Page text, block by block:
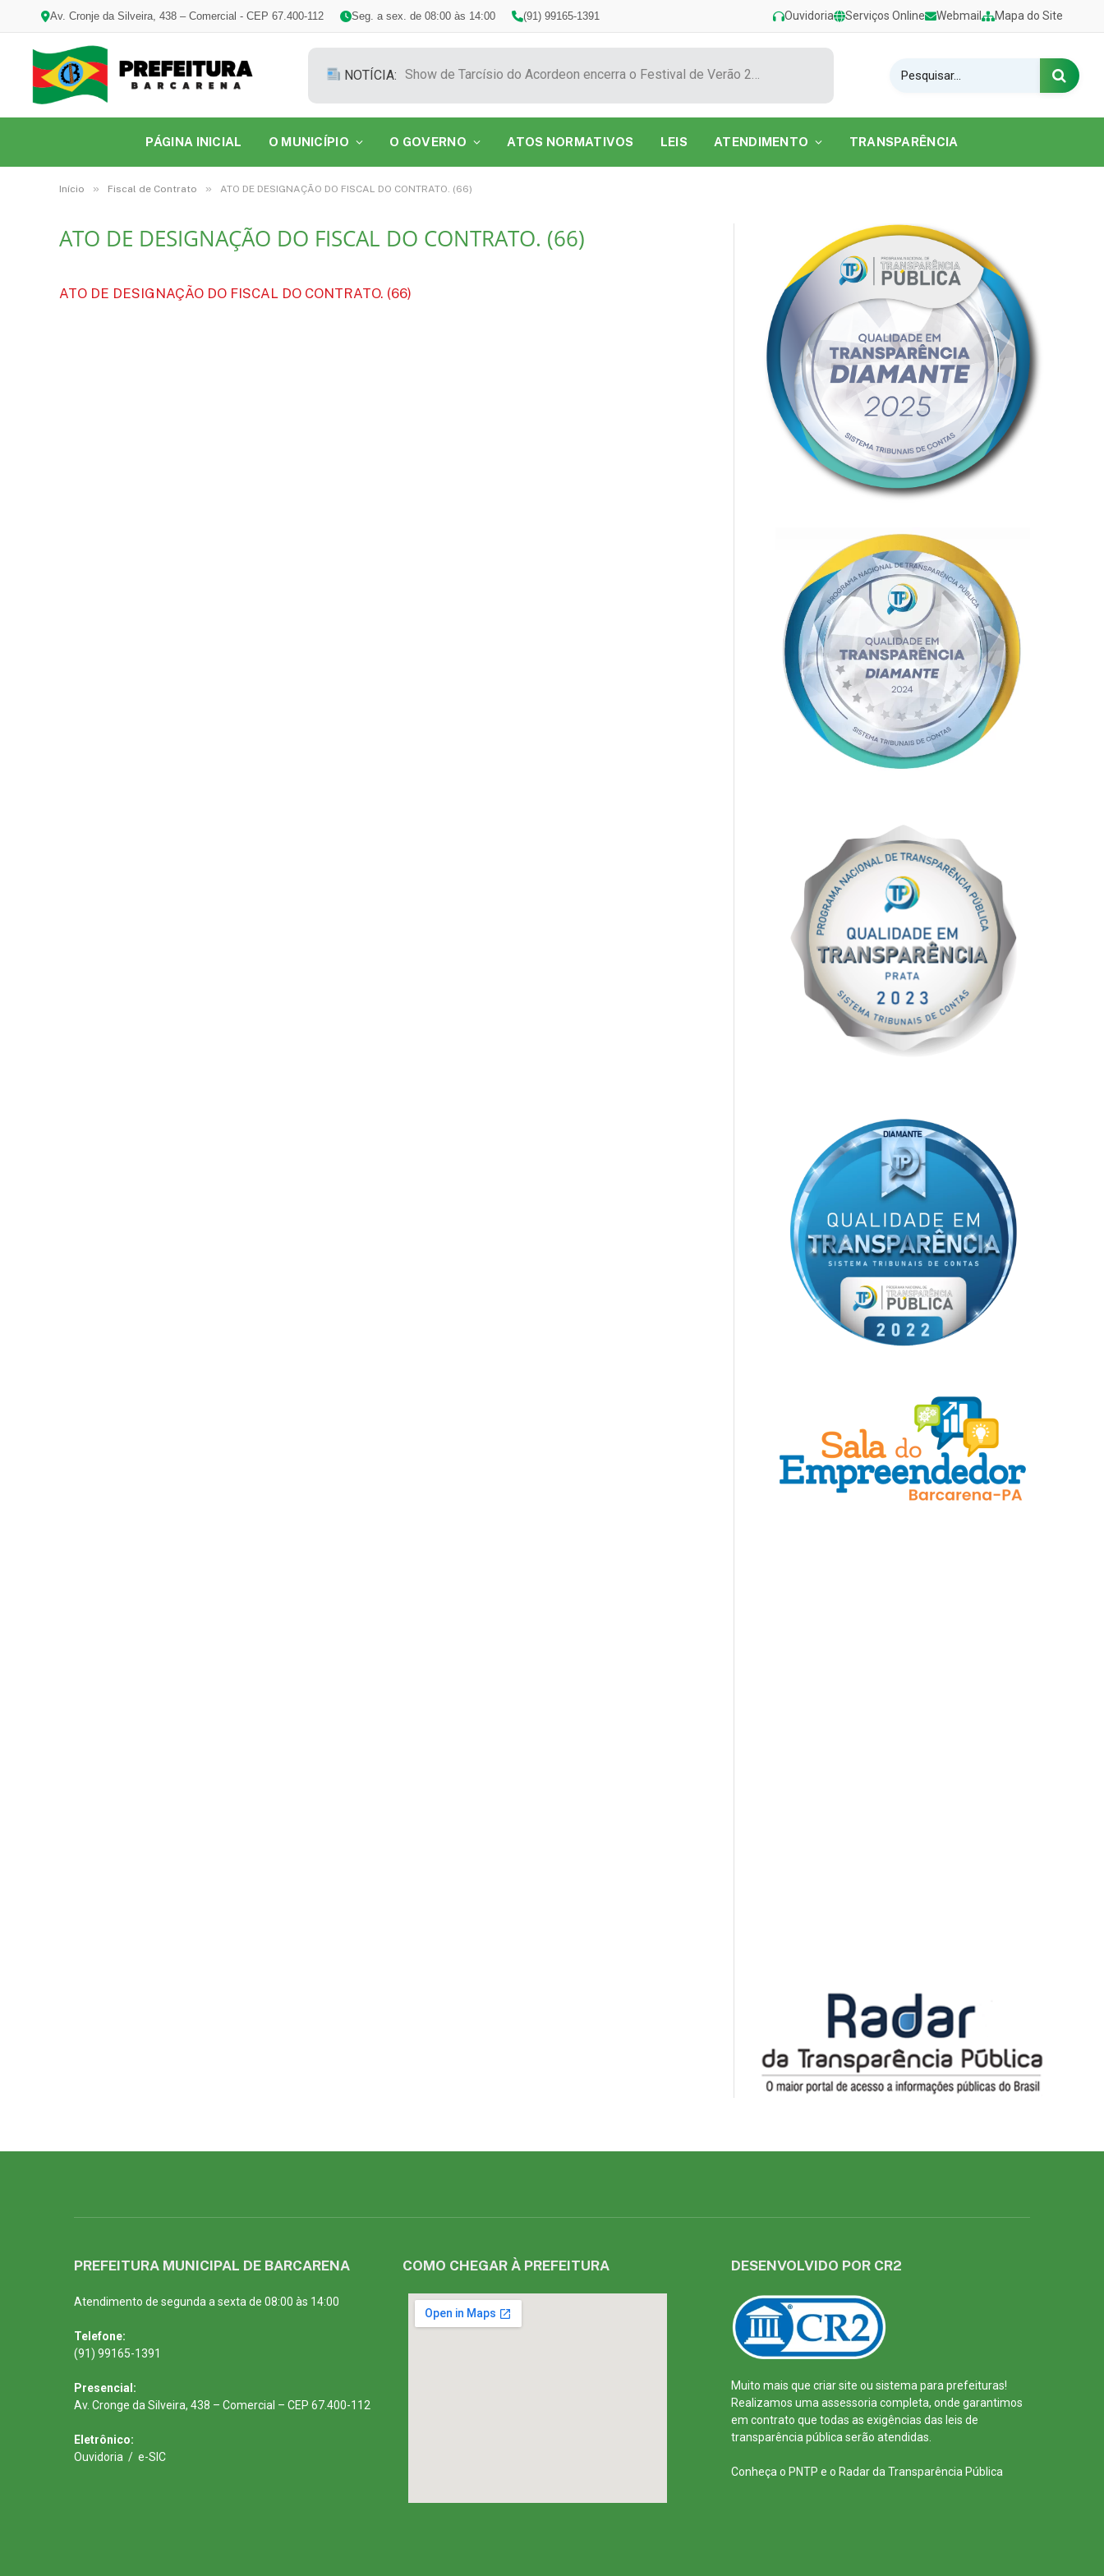
Av. Cronje da Silveira, 438 – Comercial - CEP 67.400-112 Seg. a sex. de 08:00 às 14:00 (91) 99165-1391 Ouvidoria Serviços Online Webmail Mapa do Site
NOTÍCIA: Show de Tarcísio do Acordeon encerra o Festival de Verão 2026 na Praia do Caripi
PÁGINA INICIAL O MUNICÍPIO O GOVERNO ATOS NORMATIVOS LEIS ATENDIMENTO TRANSPARÊNCIA
Início » Fiscal de Contrato » ATO DE DESIGNAÇÃO DO FISCAL DO CONTRATO. (66)
ATO DE DESIGNAÇÃO DO FISCAL DO CONTRATO. (66)
ATO DE DESIGNAÇÃO DO FISCAL DO CONTRATO. (66)
PREFEITURA MUNICIPAL DE BARCARENA
Atendimento de segunda a sexta de 08:00 às 14:00
Telefone:
(91) 99165-1391
Presencial:
Av. Cronge da Silveira, 438 – Comercial – CEP 67.400-112
Eletrônico:
Ouvidoria / e-SIC
COMO CHEGAR À PREFEITURA DESENVOLVIDO POR CR2
Muito mais que criar site ou sistema para prefeituras!
Realizamos uma assessoria completa, onde garantimos
em contrato que todas as exigências das leis de
transparência pública serão atendidas.
Conheça o PNTP e o Radar da Transparência Pública